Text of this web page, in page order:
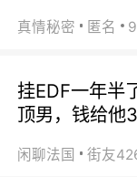
真情秘密 匿名
挂EDF一年半
顶男，钱给他
闲聊法国